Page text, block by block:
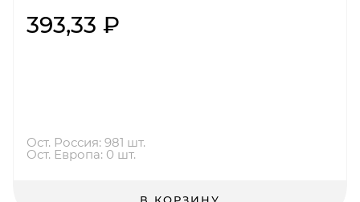
393,33 ₽
Ост. Россия: 981 шт.
Ост. Европа: 0 шт.
В КОРЗИНУ